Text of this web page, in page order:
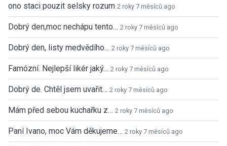
ono staci pouzit selsky rozum 2 roky 7 měsíců ago
Dobrý den,moc nechápu tento… 2 roky 7 měsíců ago
Dobrý den, listy medvědího… 2 roky 7 měsíců ago
Famózní. Nejlepší likér jaký… 2 roky 7 měsíců ago
Dobrý de. Chtěl jsem uvařit… 2 roky 7 měsíců ago
Mám před sebou kuchařku z… 2 roky 7 měsíců ago
Paní Ivano, moc Vám děkujeme… 2 roky 7 měsíců ago